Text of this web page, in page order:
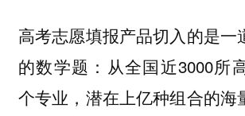
高考志愿填报产品切入的是一
的数学题：从全国近3000所
个专业，潜在上亿种组合的海